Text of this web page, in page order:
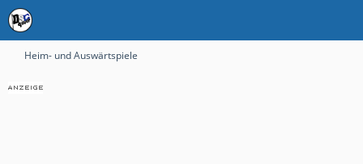
Heim- und Auswärtspiele